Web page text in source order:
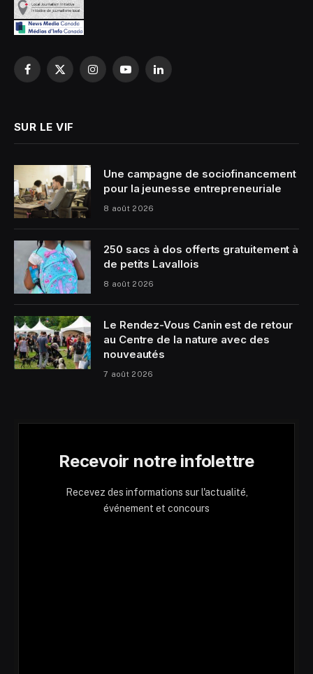
Facebook
X
InstagramYouTubeLinkedIn
SUR LE VIF
Une campagne de sociofinancement
pour la jeunesse entrepreneuriale
8 août 2026
250 sacs à dos offerts gratuitement à
de petits Lavallois
8 août 2026
Le Rendez-Vous Canin est de retour
au Centre de la nature avec des
nouveautés
7 août 2026
Recevoir notre infolettre
Recevez des informations sur l'actualité,
événement et concours